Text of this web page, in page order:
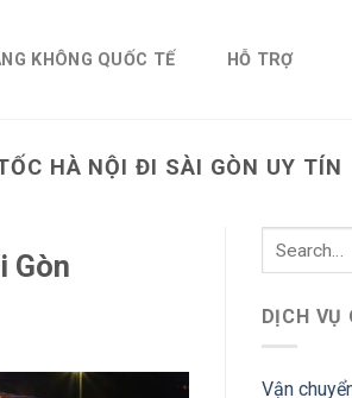
KHÔNG QUỐC TẾ HỖ TRỢ
HÀ NỘI ĐI SÀI GÒN UY TÍN
Gòn
DỊCH VỤ
Vận